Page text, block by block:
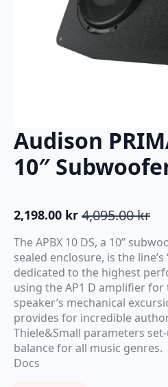
Audison
10″
4,095.00kr
Opprinnelig
pris
var:
4,095.00 kr.
2,198.00 kr
Nåværende
pris
er:
2,198.00 kr.
The APBX 10 DS, a 10”
sealed enclosure, is the line’s
dedicated to the highest
using the AP1 D amplifier for
speaker’s mechanical
provides for incredible
Thiele&Small parameters
balance for all music genres.
Docs